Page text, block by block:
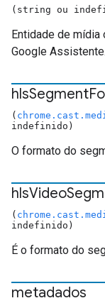
(string ou
Entidade de mídia
Google Assistente.
hlsSegment
(
indefinido)
O formato do
hlsVideo
(
indefinido)
É o formato do
metadados